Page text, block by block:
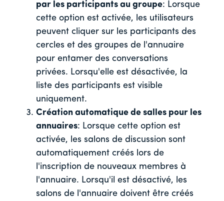
par les participants au groupe: Lorsque
cette option est activée, les utilisateurs
peuvent cliquer sur les participants des
cercles et des groupes de l'annuaire
pour entamer des conversations
privées. Lorsqu'elle est désactivée, la
liste des participants est visible
uniquement.
Création automatique de salles pour les
annuaires: Lorsque cette option est
activée, les salons de discussion sont
automatiquement créés lors de
l'inscription de nouveaux membres à
l'annuaire. Lorsqu'il est désactivé, les
salons de l'annuaire doivent être créés